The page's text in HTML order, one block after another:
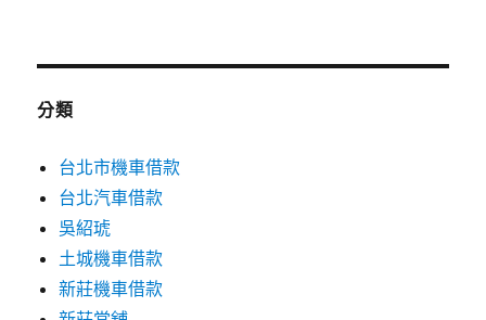
分類
台北市機車借款
台北汽車借款
吳紹琥
土城機車借款
新莊機車借款